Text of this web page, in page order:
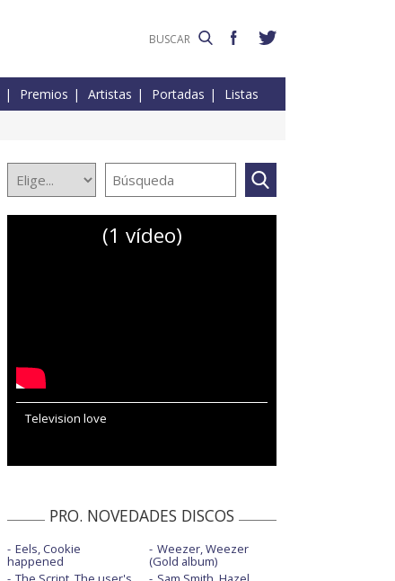
Premios Artistas Portadas Listas
(1 vídeo)
Television love
PRO. NOVEDADES DISCOS
Eels, Cookie
happened
Weezer, Weezer
(Gold album)